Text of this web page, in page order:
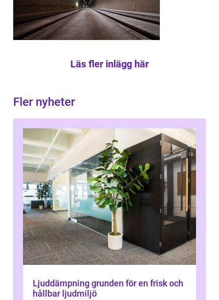
Läs fler inlägg här
Fler nyheter
Ljuddämpning grunden för en frisk och
hållbar ljudmiljö